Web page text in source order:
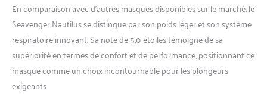
En comparaison avec d’autres masques disponibles sur le marché, le
Seavenger Nautilus se distingue par son poids léger et son système
respiratoire innovant. Sa note de 5,0 étoiles témoigne de sa
supériorité en termes de confort et de performance, positionnant ce
masque comme un choix incontournable pour les plongeurs
exigeants.